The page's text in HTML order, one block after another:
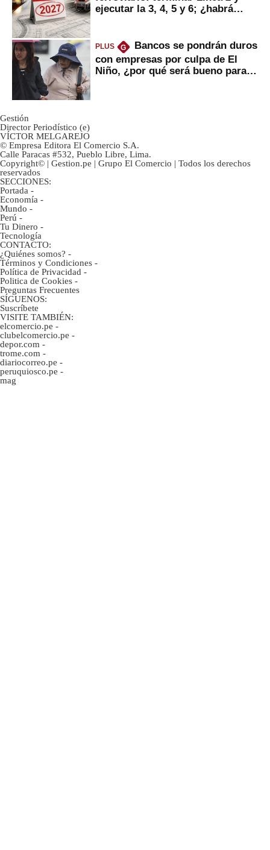
ejecutar la 3, 4, 5 y 6; ¿habrá
PLUS G
Bancos se pondrán duros
con empresas por culpa de El
Niño, ¿por qué será bueno para
Gestión
Director Periodístico (e)
VÍCTOR MELGAREJO
© Empresa Editora El Comercio S.A.
Calle Paracas #532, Pueblo Libre, Lima.
Copyright© | Gestion.pe | Grupo El Comercio | Todos los derechos
reservados
SECCIONES:
Portada -
Economía -
Mundo -
Perú -
Tu Dinero -
Tecnología
CONTACTO:
¿Quiénes somos? -
Términos y Condiciones -
Política de Privacidad -
Politica de Cookies -
Preguntas Frecuentes
SÍGUENOS:
Suscríbete
VISITE TAMBIÉN:
elcomercio.pe -
clubelcomercio.pe -
depor.com -
trome.com -
diariocorreo.pe -
peruquiosco.pe -
mag